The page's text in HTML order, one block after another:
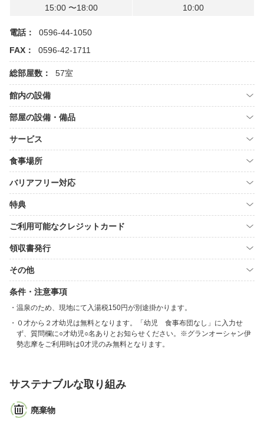
15:00 〜18:00
10:00
電話：
0596-44-1050
FAX：
0596-42-1711
総部屋数： 57室
館内の設備
部屋の設備・備品
サービス
食事場所
バリアフリー対応
特典
ご利用可能なクレジットカード
領収書発行
その他
条件・注意事項
温泉のため、現地にて入湯税150円が別途掛かります。
０才から２才幼児は無料となります。「幼児 食事布団なし」に入力せ
ず、質問欄に○才幼児○名ありとお知らせください。※グランオーシャン伊
勢志摩をご利用時は0才児のみ無料となります。
サステナブルな取り組み
廃棄物